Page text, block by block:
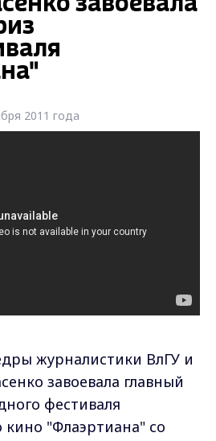
2011 года
журналистики ВлГУ и
завоевала главный
фестиваля
кино "Флаэртиана" со